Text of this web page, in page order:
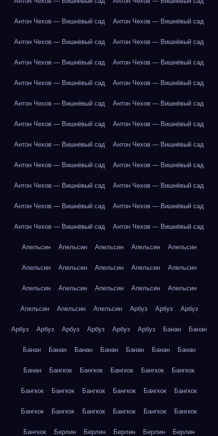
Антон Чехов — Вишнёвый сад Антон Чехов — Вишнёвый сад
Антон Чехов — Вишнёвый сад Антон Чехов — Вишнёвый сад
Антон Чехов — Вишнёвый сад Антон Чехов — Вишнёвый сад
Антон Чехов — Вишнёвый сад Антон Чехов — Вишнёвый сад
Антон Чехов — Вишнёвый сад Антон Чехов — Вишнёвый сад
Антон Чехов — Вишнёвый сад Антон Чехов — Вишнёвый сад
Антон Чехов — Вишнёвый сад Антон Чехов — Вишнёвый сад
Антон Чехов — Вишнёвый сад Антон Чехов — Вишнёвый сад
Антон Чехов — Вишнёвый сад Антон Чехов — Вишнёвый сад
Антон Чехов — Вишнёвый сад Антон Чехов — Вишнёвый сад
Антон Чехов — Вишнёвый сад Антон Чехов — Вишнёвый сад
Апельсин Апельсин Апельсин Апельсин Апельсин
Апельсин Апельсин Апельсин Апельсин Апельсин
Апельсин Апельсин Апельсин Апельсин Апельсин
Апельсин Апельсин Апельсин Арбуз Арбуз Арбуз
Арбуз Арбуз Арбуз Арбуз Арбуз Арбуз Банан Банан
Банан Банан Банан Банан Банан Банан Банан
Банан Бангкок Бангкок Бангкок Бангкок Бангкок
Бангкок Бангкок Бангкок Бангкок Бангкок Бангкок
Бангкок Бангкок Бангкок Бангкок Бангкок Бангкок
Бангкок Берлин Берлин Берлин Берлин Берлин